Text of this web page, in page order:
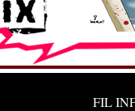
FIL